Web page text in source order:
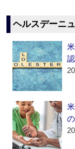
ヘルスデーニ
認